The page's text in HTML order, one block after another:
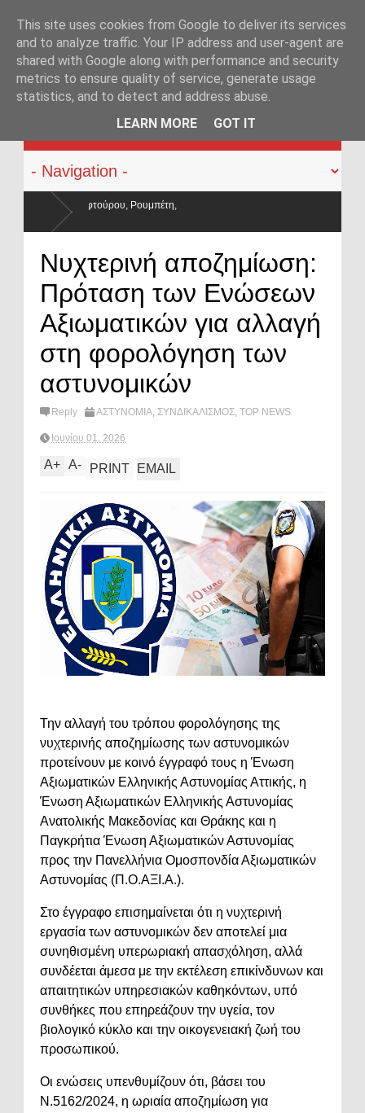
KATEHACKER
Νυχτερινή αποζημίωση:
Πρόταση των Ενώσεων
Αξιωματικών για αλλαγή
στη φορολόγηση των
αστυνομικών
Reply ΑΣΤΥΝΟΜΙΑ, ΣΥΝΔΙΚΑΛΙΣΜΟΣ, TOP NEWS
Ιουνίου 01, 2026
A+ A- PRINT EMAIL
Την αλλαγή του τρόπου φορολόγησης της
νυχτερινής αποζημίωσης των αστυνομικών
προτείνουν με κοινό έγγραφό τους η Ένωση
Αξιωματικών Ελληνικής Αστυνομίας Αττικής, η
Ένωση Αξιωματικών Ελληνικής Αστυνομίας
Ανατολικής Μακεδονίας και Θράκης και η
Παγκρήτια Ένωση Αξιωματικών Αστυνομίας
προς την Πανελλήνια Ομοσπονδία Αξιωματικών
Αστυνομίας (Π.Ο.ΑΞΙ.Α.).
Στο έγγραφο επισημαίνεται ότι η νυχτερινή
εργασία των αστυνομικών δεν αποτελεί μια
συνηθισμένη υπερωριακή απασχόληση, αλλά
συνδέεται άμεσα με την εκτέλεση επικίνδυνων και
απαιτητικών υπηρεσιακών καθηκόντων, υπό
συνθήκες που επηρεάζουν την υγεία, τον
βιολογικό κύκλο και την οικογενειακή ζωή του
προσωπικού.
Οι ενώσεις υπενθυμίζουν ότι, βάσει του
Ν.5162/2024, η ωριαία αποζημίωση για
This site uses cookies from Google to deliver its services
and to analyze traffic. Your IP address and user-agent are
shared with Google along with performance and security
metrics to ensure quality of service, generate usage
statistics, and to detect and address abuse.
LEARN MORE
GOT IT